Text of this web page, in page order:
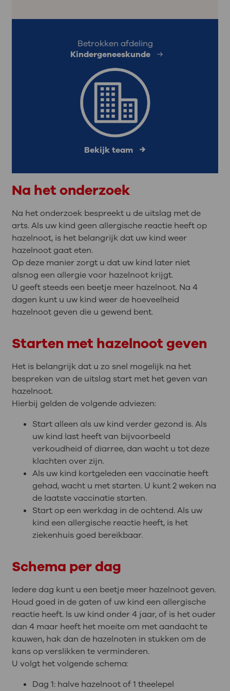
Betrokken afdeling
Kindergeneeskunde
Bekijk team
Na het onderzoek
Na het onderzoek bespreekt u de uitslag met de
arts. Als uw kind geen allergische reactie heeft op
hazelnoot, is het belangrijk dat uw kind weer
hazelnoot gaat eten.
Op deze manier zorgt u dat uw kind later niet
alsnog een allergie voor hazelnoot krijgt.
U geeft steeds een beetje meer hazelnoot. Na 4
dagen kunt u uw kind weer de hoeveelheid
hazelnoot geven die u gewend bent.
Starten met hazelnoot geven
Het is belangrijk dat u zo snel mogelijk na het
bespreken van de uitslag start met het geven van
hazelnoot.
Hierbij gelden de volgende adviezen:
Start alleen als uw kind verder gezond is. Als
uw kind last heeft van bijvoorbeeld
verkoudheid of diarree, dan wacht u tot deze
klachten over zijn.
Als uw kind kortgeleden een vaccinatie heeft
gehad, wacht u met starten. U kunt 2 weken na
de laatste vaccinatie starten.
Start op een werkdag in de ochtend. Als uw
kind een allergische reactie heeft, is het
ziekenhuis goed bereikbaar.
Schema per dag
Iedere dag kunt u een beetje meer hazelnoot geven.
Houd goed in de gaten of uw kind een allergische
reactie heeft. Is uw kind onder 4 jaar, of is het ouder
dan 4 maar heeft het moeite om met aandacht te
kauwen, hak dan de hazelnoten in stukken om de
kans op verslikken te verminderen.
U volgt het volgende schema:
Dag 1: halve hazelnoot of 1 theelepel